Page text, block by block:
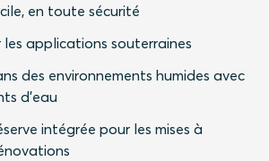
en toute sécurité
applications souterraines
des environnements humides avec
d'eau
intégrée pour les mises à